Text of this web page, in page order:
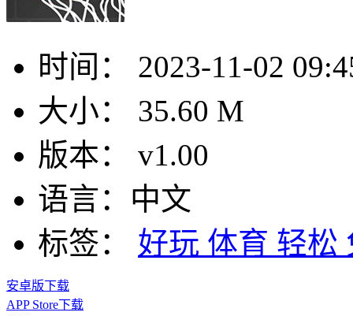
时间：
2023-11-02
大小：
35.60 M
版本：
v1.00
语言： 中文
标签：
好玩 体育 轻松
安卓版下载
APP Store下载